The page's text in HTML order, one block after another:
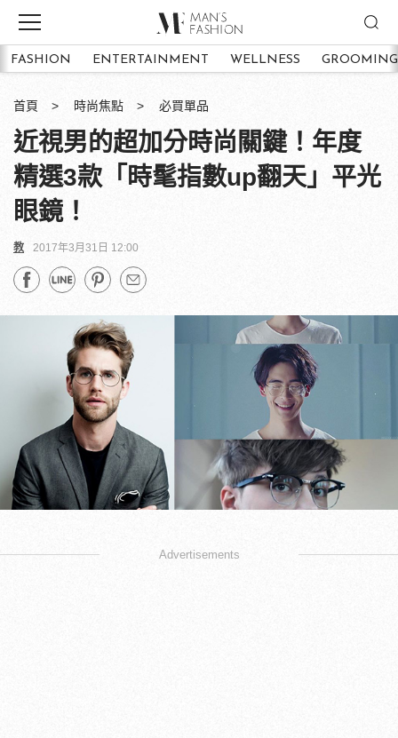
FASHION ENTERTAINMENT WELLNESS GROOMING
首頁 時尚焦點 必買單品
近視男的超加分時尚關鍵！年度
精選3款「時髦指數up翻天」平光
眼鏡！
教 2017年3月31日 12:00
Advertisements